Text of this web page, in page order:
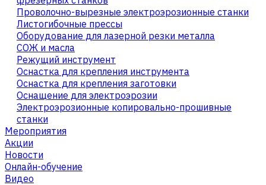
Проволочно-вырезные электроэрозионные станки
Листогибочные прессы
Оборудование для лазерной резки металла
СОЖ и масла
Режущий инструмент
Оснастка для крепления инструмента
Оснастка для крепления заготовки
Оснащение для электроэрозии
Электроэрозионные копировально-прошивные
станки
Мероприятия
Акции
Новости
Онлайн-обучение
Видео